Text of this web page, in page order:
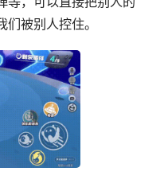
被别人控住。